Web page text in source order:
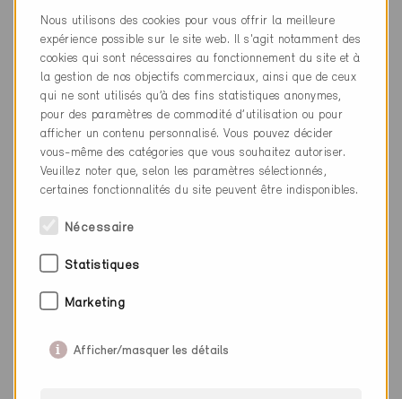
La réglementation suisse exige des fenêtres que
l’on puisse ouvrir dans chaque pièce habitable.
Le règlement Minergie recommande explicitement
que les fenêtres puissent être ouvertes à tout
moment si le besoin s'en fait sentir.
Ceci est particulièrement important en cas
d'occupation exceptionnellement élevée ou pour
efficace d’aération intensive.
Nous utilisons des cookies pour vous offrir la meilleure
expérience possible sur le site web. Il s'agit notamment des
cookies qui sont nécessaires au fonctionnement du site et à
la gestion de nos objectifs commerciaux, ainsi que de ceux
qui ne sont utilisés qu’à des fins statistiques anonymes,
pour des paramètres de commodité d’utilisation ou pour
afficher un contenu personnalisé. Vous pouvez décider
vous-même des catégories que vous souhaitez autoriser.
Veuillez noter que, selon les paramètres sélectionnés,
certaines fonctionnalités du site peuvent être indisponibles.
Nécessaire
Statistiques
Marketing
Afficher/masquer les détails